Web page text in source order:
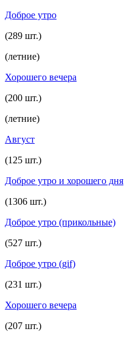
Доброе утро
(289 шт.)
(летние)
Хорошего вечера
(200 шт.)
(летние)
Август
(125 шт.)
Доброе утро и хорошего дня
(1306 шт.)
Доброе утро (прикольные)
(527 шт.)
Доброе утро (gif)
(231 шт.)
Хорошего вечера
(207 шт.)